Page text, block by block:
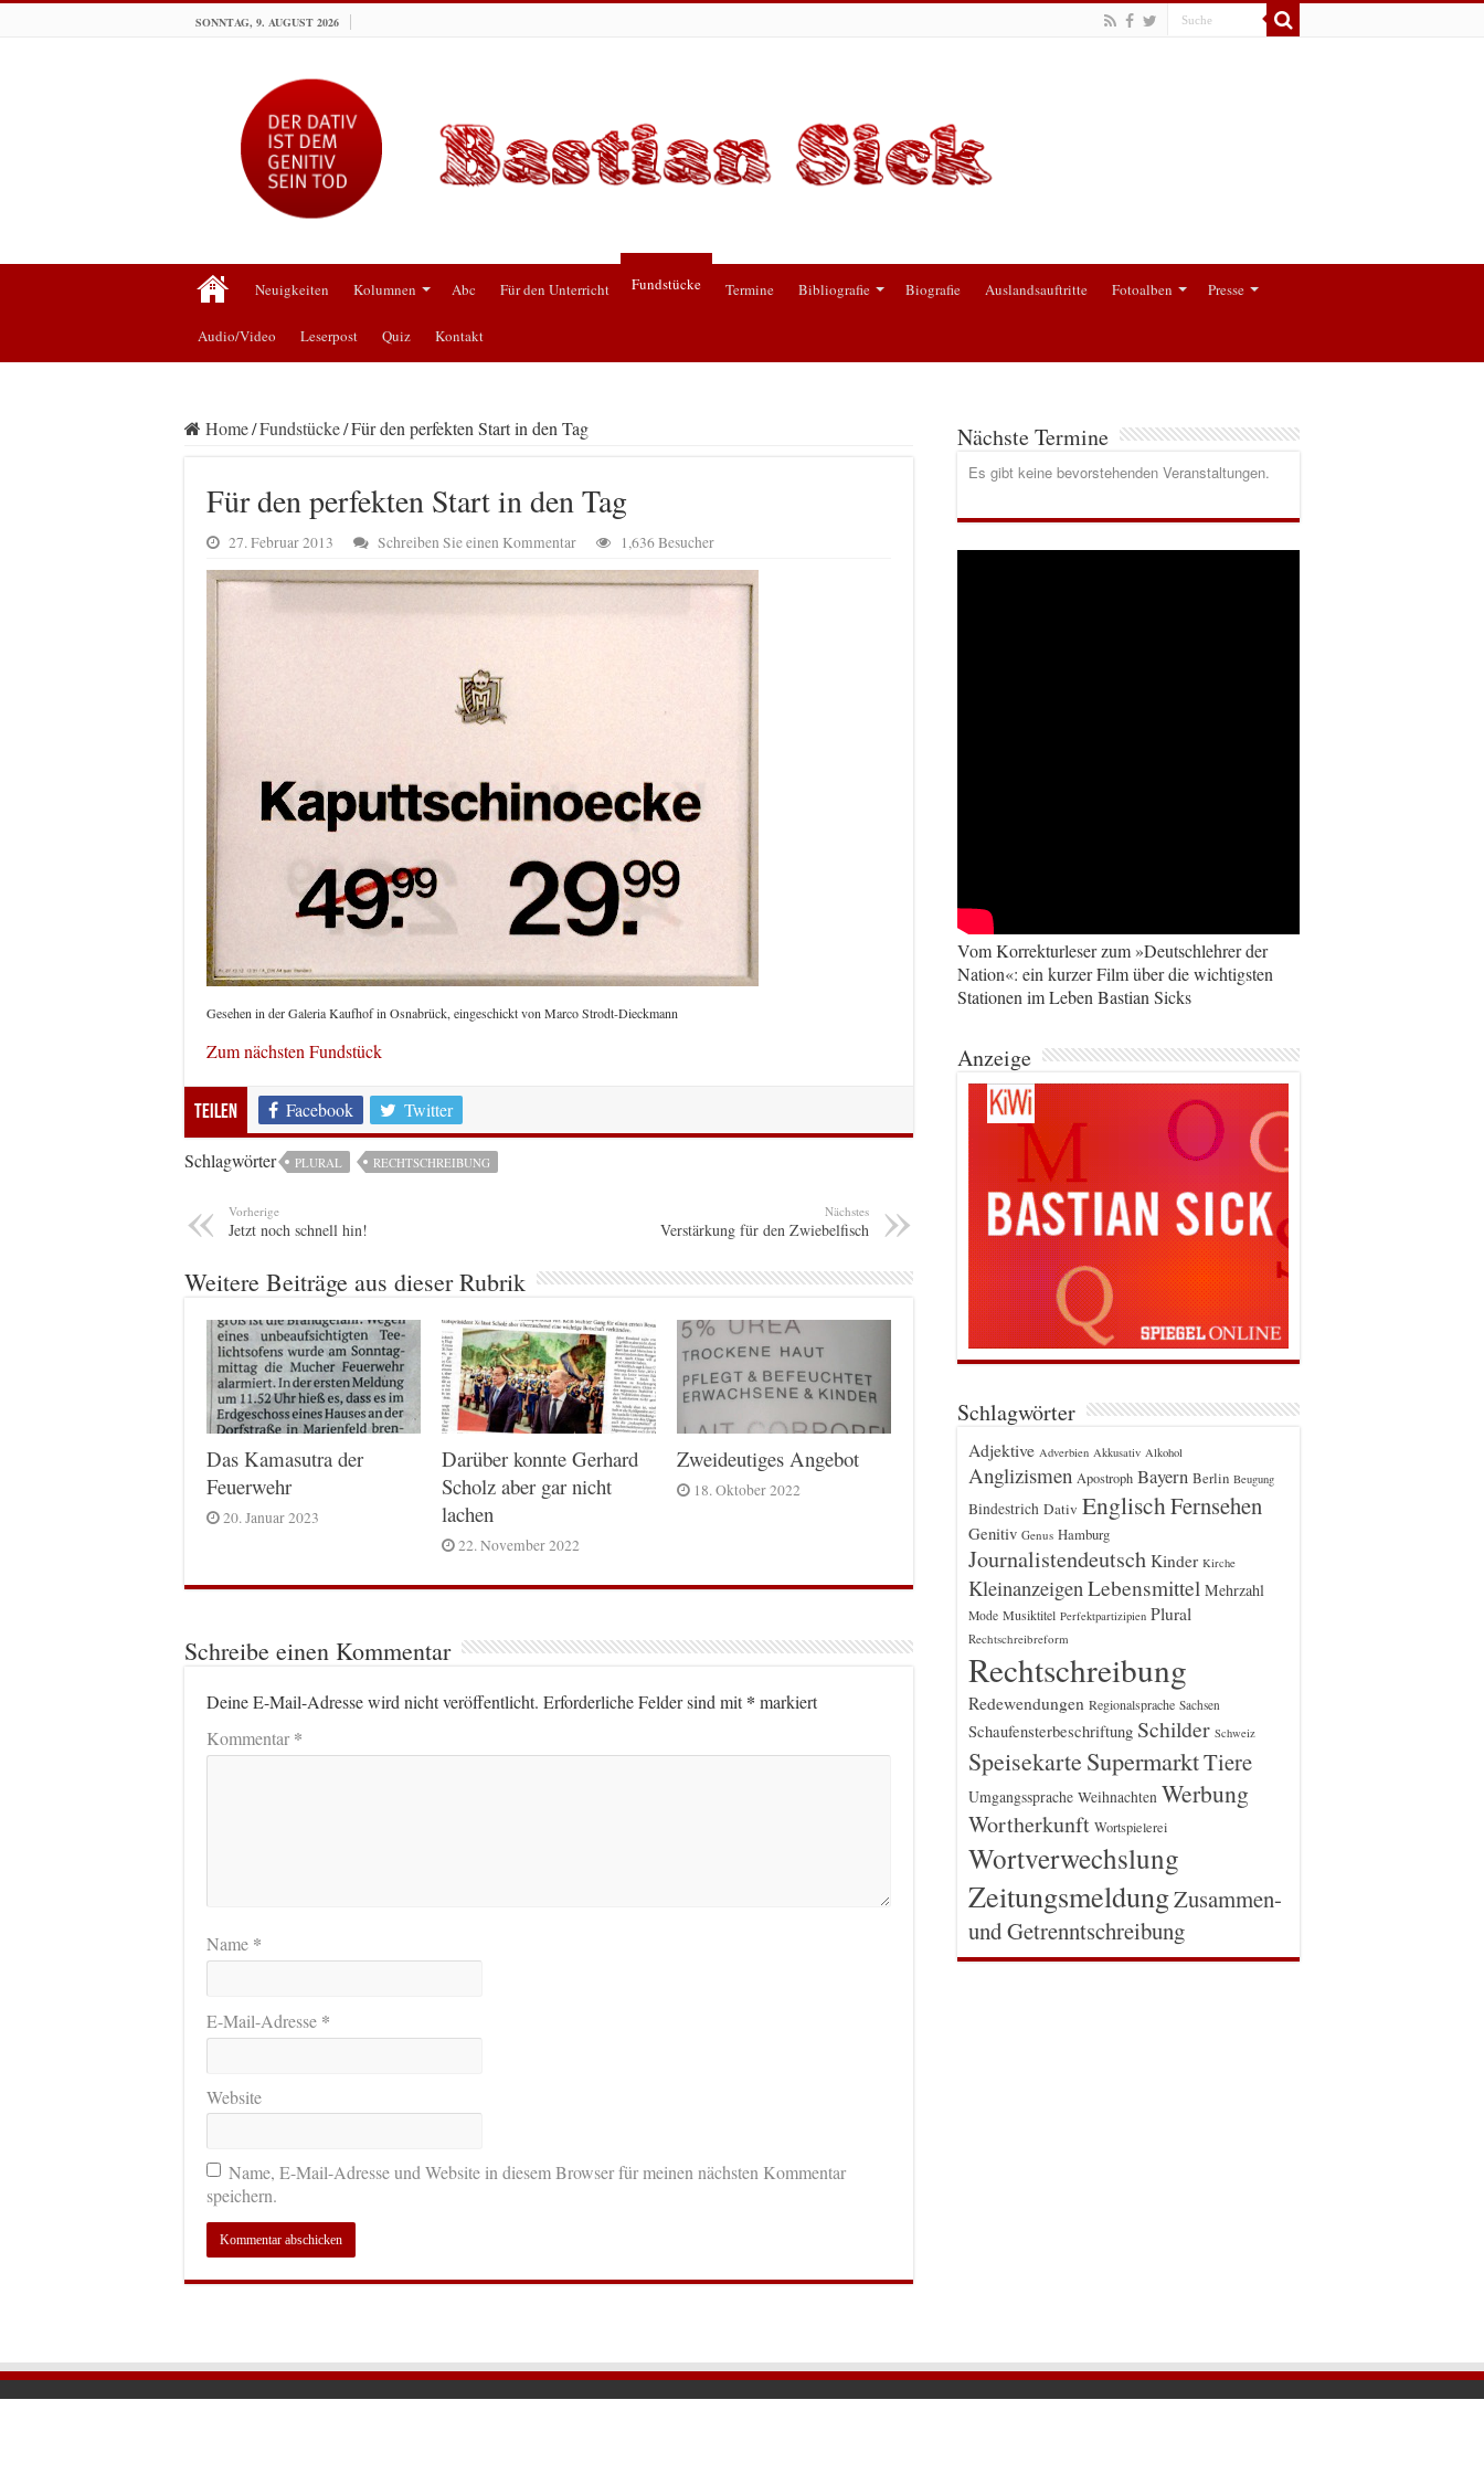
SONNTAG, 9. AUGUST 2026
Neuigkeiten Kolumnen Abc Für den Unterricht Fundstücke Termine Bibliografie Biografie Auslandsauftritte Fotoalben Presse
Audio/Video Leserpost Quiz Kontakt
Home/Fundstücke/Für den perfekten Start in den Tag
Für den perfekten Start in den Tag
27. Februar 2013 Schreiben Sie einen Kommentar 1,636 Besucher
Gesehen in der Galeria Kaufhof in Osnabrück, eingeschickt von Marco Strodt-Dieckmann
Zum nächsten Fundstück
Teilen Facebook Twitter
Schlagwörter PLURAL RECHTSCHREIBUNG
Vorherige
Jetzt noch schnell hin!
Nächstes
Verstärkung für den Zwiebelfisch
Weitere Beiträge aus dieser Rubrik
Das Kamasutra der
Feuerwehr
20. Januar 2023
Darüber konnte Gerhard
Scholz aber gar nicht
lachen
22. November 2022
Zweideutiges Angebot
18. Oktober 2022
Schreibe einen Kommentar
Deine E-Mail-Adresse wird nicht veröffentlicht. Erforderliche Felder sind mit* markiert
Kommentar*
Name *
E-Mail-Adresse *
Website
Name, E-Mail-Adresse und Website in diesem Browser für meinen nächsten Kommentar
speichern.
Nächste Termine
Es gibt keine bevorstehenden Veranstaltungen.
Vom Korrekturleser zum »Deutschlehrer der
Nation«: ein kurzer Film über die wichtigsten
Stationen im Leben Bastian Sicks
Anzeige
Schlagwörter
Adjektive Adverbien Akkusativ Alkohol
Anglizismen Apostroph Bayern Berlin Beugung
Bindestrich Dativ EnglischFernsehen
Genitiv Genus Hamburg
Journalistendeutsch Kinder Kirche
Kleinanzeigen Lebensmittel Mehrzahl
Mode Musiktitel Perfektpartizipien Plural
Rechtschreibreform
Rechtschreibung
Redewendungen Regionalsprache Sachsen
Schaufensterbeschriftung Schilder Schweiz
Speisekarte SupermarktTiere
Umgangssprache Weihnachten Werbung
Wortherkunft Wortspielerei
Wortverwechslung
ZeitungsmeldungZusammen-
und Getrenntschreibung